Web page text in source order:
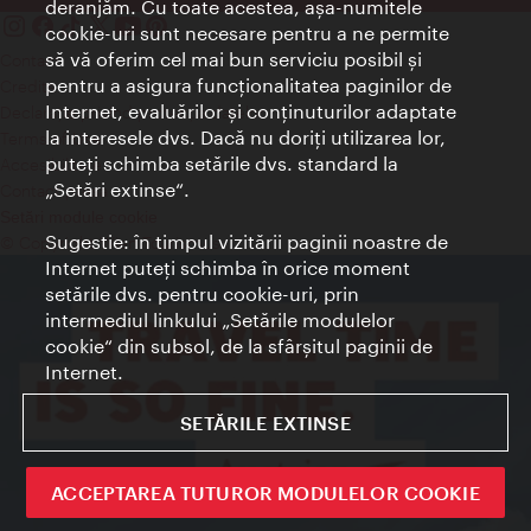
Contact
Credits
Declaraţie privind protecţia datelor
Terms of Use
Accesibilitate
Contact presa
© Copyright Wien Tourismus
deranjăm. Cu toate acestea, aşa-numitele
cookie-uri sunt necesare pentru a ne permite
să vă oferim cel mai bun serviciu posibil şi
pentru a asigura funcţionalitatea paginilor de
Internet, evaluărilor şi conţinuturilor adaptate
la interesele dvs. Dacă nu doriţi utilizarea lor,
puteţi schimba setările dvs. standard la
„Setări extinse“.
Sugestie: în timpul vizitării paginii noastre de
Internet puteţi schimba în orice moment
setările dvs. pentru cookie-uri, prin
intermediul linkului „Setările modulelor
cookie“ din subsol, de la sfârşitul paginii de
Internet.
SETĂRILE EXTINSE
ACCEPTAREA TUTUROR MODULELOR COOKIE